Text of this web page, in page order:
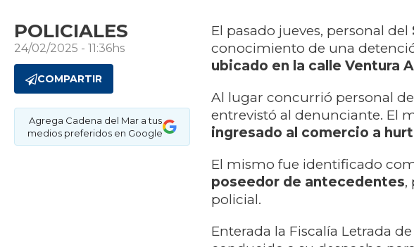
POLICIALES
24/02/2025 - 11:36hs
COMPARTIR
Agrega Cadena del Mar a tus
medios preferidos en Google
El pasado jueves, personal del
conocimiento de una
ubicado en la calle Ventura
Al lugar concurrió personal
entrevistó al denunciante. El
ingresado al comercio a
El mismo fue identificado
poseedor de antecedentes,
policial.
Enterada la Fiscalía Letrada